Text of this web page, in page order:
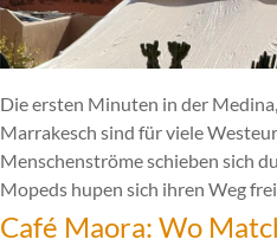
Die ersten Minuten in der
Marrakesch sind für viele
Menschenströme schieben sich
Mopeds hupen sich ihren Weg
Café Maora: Wo